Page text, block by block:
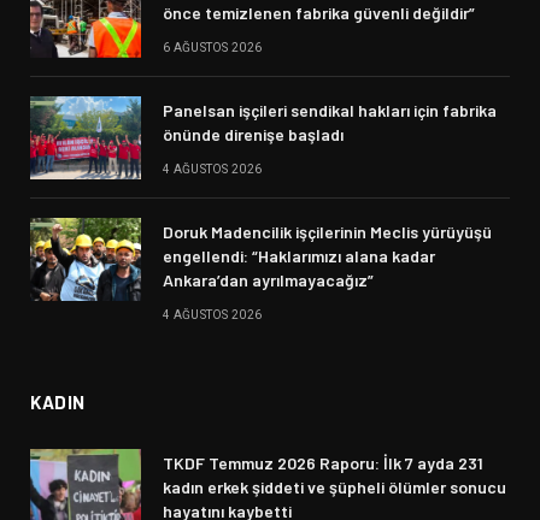
önce temizlenen fabrika güvenli değildir”
6 AĞUSTOS 2026
Panelsan işçileri sendikal hakları için fabrika
önünde direnişe başladı
4 AĞUSTOS 2026
Doruk Madencilik işçilerinin Meclis yürüyüşü
engellendi: “Haklarımızı alana kadar
Ankara’dan ayrılmayacağız”
4 AĞUSTOS 2026
KADIN
TKDF Temmuz 2026 Raporu: İlk 7 ayda 231
kadın erkek şiddeti ve şüpheli ölümler sonucu
hayatını kaybetti